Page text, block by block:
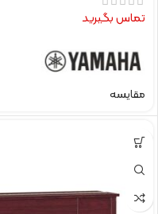
تماس بگیرید
مقایسه